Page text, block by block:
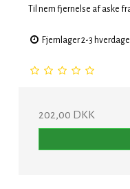
Til nem fjernelse af aske fra
Fjernlager 2-3 hverdage
202,00 DKK